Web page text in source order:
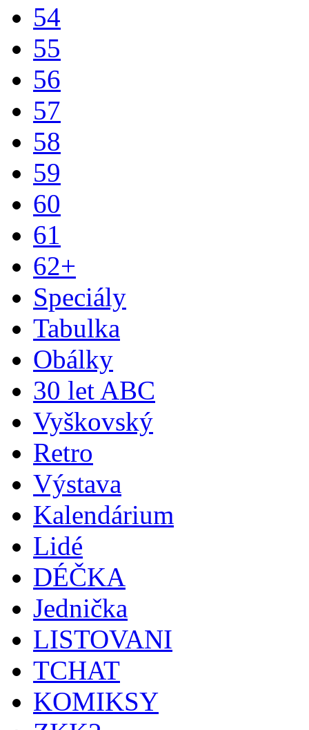
54
55
56
57
58
59
60
61
62+
Speciály
Tabulka
Obálky
30 let ABC
Vyškovský
Retro
Výstava
Kalendárium
Lidé
DÉČKA
Jednička
LISTOVANI
TCHAT
KOMIKSY